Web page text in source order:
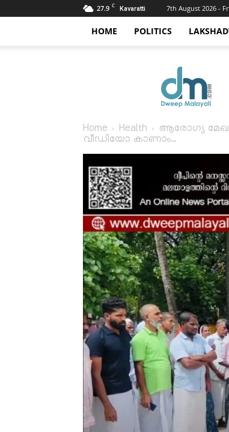
27.9 C Kavaratti 7th August 2026 -
HOME POLITICS
Home Health
ആരോഗ്യ
വീഡിയോ കാണാം...